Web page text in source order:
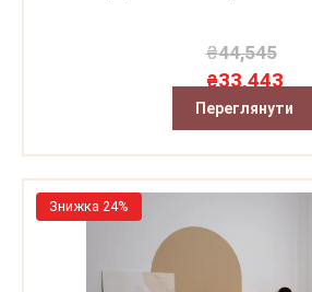
₴44,545
₴33,443
Переглянути
Знижка 24%